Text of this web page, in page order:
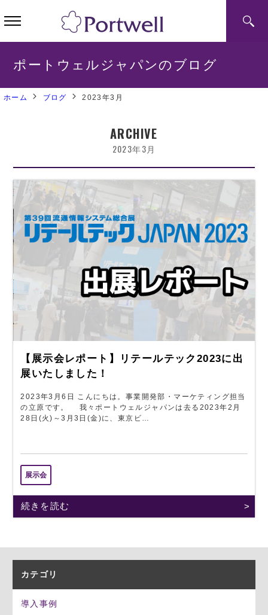
ポートウェルジャパンのブログ
ホーム ブログ 2023年3月
ARCHIVE
2023年3月
【展示会レポート】リテールテック2023に出
展いたしました！
2023年3月6日 こんにちは。事業開発部・マーケティング担当
の立原です。 我々ポートウェルジャパンは去る2023年2月
28日(火)～3月3日(金)に、東京ビ…
展示会
続きを読む
カテゴリ
導入事例